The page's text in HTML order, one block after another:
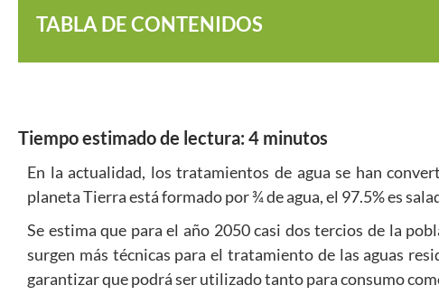
TABLA DE CONTENIDOS
Tiempo estimado de lectura: 4 minutos
En la actualidad, los tratamientos de agua se han
planeta Tierra está formado por ¾ de agua, el 97.5% es
Se estima que para el año 2050 casi dos tercios de la
surgen más técnicas para el tratamiento de las aguas
garantizar que podrá ser utilizado tanto para consumo